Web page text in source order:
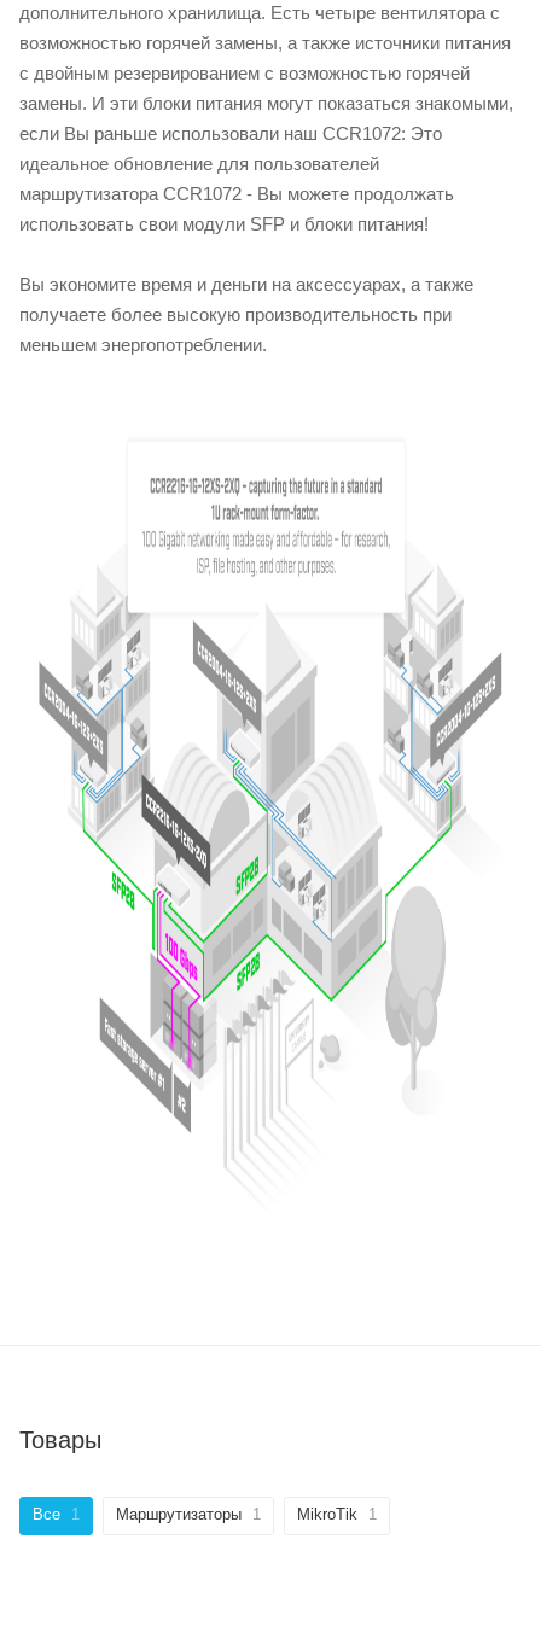
дополнительного хранилища. Есть четыре вентилятора с
возможностью горячей замены, а также источники питания
с двойным резервированием с возможностью горячей
замены. И эти блоки питания могут показаться знакомыми,
если Вы раньше использовали наш CCR1072: Это
идеальное обновление для пользователей
маршрутизатора CCR1072 - Вы можете продолжать
использовать свои модули SFP и блоки питания!
Вы экономите время и деньги на аксессуарах, а также
получаете более высокую производительность при
меньшем энергопотреблении.
Товары
Все 1 Маршрутизаторы 1 MikroTik 1